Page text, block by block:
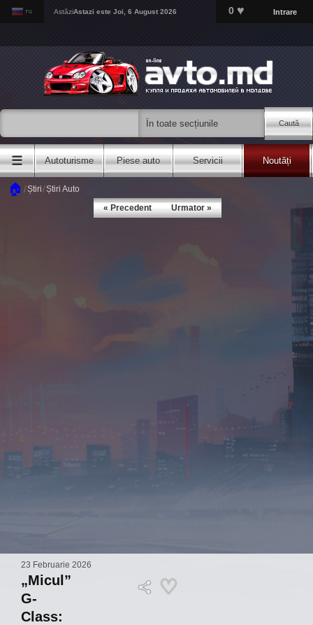
AstăziAstazi este Joi, 6 August 2026 0 ♥ Intrare
Caută
☰ Autoturisme Piese auto Servicii Noutăți
🏠 /Știri/Știri Auto
« Precedent
Urmator »
23 Februarie 2026
„Micul”
G-
Class: